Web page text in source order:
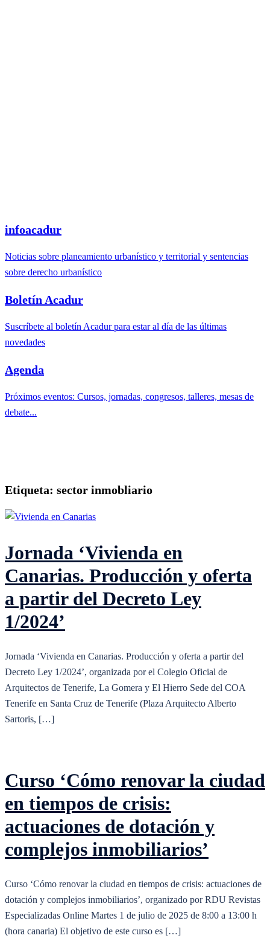
infoacadur
Noticias sobre planeamiento urbanístico y territorial y sentencias
sobre derecho urbanístico
Boletín Acadur
Suscríbete al boletín Acadur para estar al día de las últimas
novedades
Agenda
Próximos eventos: Cursos, jornadas, congresos, talleres, mesas de
debate...
Etiqueta: sector inmobliario
Jornada ‘Vivienda en
Canarias. Producción y oferta
a partir del Decreto Ley
1/2024’
Jornada ‘Vivienda en Canarias. Producción y oferta a partir del
Decreto Ley 1/2024’, organizada por el Colegio Oficial de
Arquitectos de Tenerife, La Gomera y El Hierro Sede del COA
Tenerife en Santa Cruz de Tenerife (Plaza Arquitecto Alberto
Sartoris, […]
Curso ‘Cómo renovar la ciudad
en tiempos de crisis:
actuaciones de dotación y
complejos inmobiliarios’
Curso ‘Cómo renovar la ciudad en tiempos de crisis: actuaciones de
dotación y complejos inmobiliarios’, organizado por RDU Revistas
Especializadas Online Martes 1 de julio de 2025 de 8:00 a 13:00 h
(hora canaria) El objetivo de este curso es […]